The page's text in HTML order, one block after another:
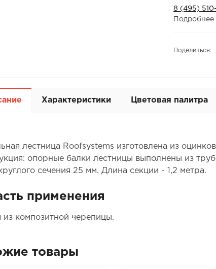
8 (495)
Поделиться:
Характеристики Цветовая палитра
лестница Roofsystems изготовлена из
опорные балки лестницы выполнены из
сечения 25 мм. Длина секции - 1,2 метра.
применения
из композитной черепицы.
товары